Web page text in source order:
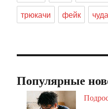
трюкачи
фейк
Популярные